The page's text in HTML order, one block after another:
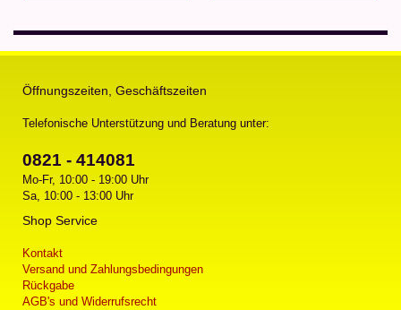
Öffnungszeiten, Geschäftszeiten
Telefonische Unterstützung und Beratung unter:
0821 - 414081
Mo-Fr, 10:00 - 19:00 Uhr
Sa, 10:00 - 13:00 Uhr
Shop Service
Kontakt
Versand und Zahlungsbedingungen
Rückgabe
AGB's und Widerrufsrecht